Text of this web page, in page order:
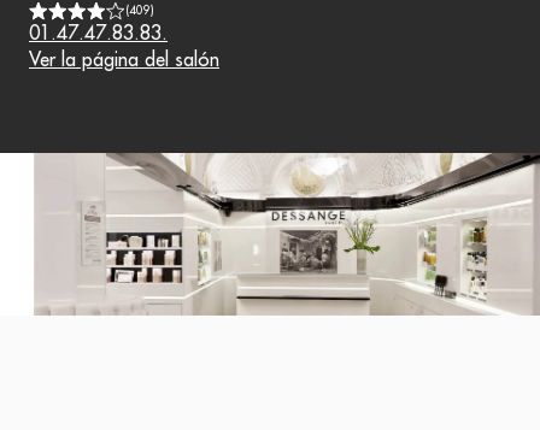
(409)
01.47.47.83.83.
Ver la página del salón